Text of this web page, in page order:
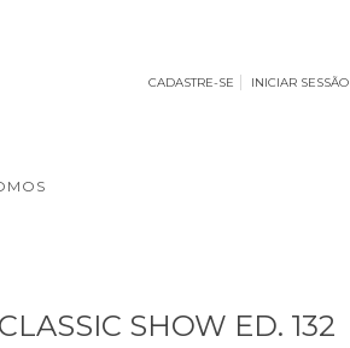
CADASTRE-SE INICIAR SESSÃO
SHOW ED. 132